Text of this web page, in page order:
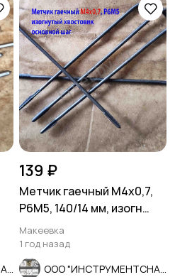
139 ₽
Метчик гаечный М4х0,7,
Р6М5, 140/14 мм, изогн
хвост, основной шаг, ССС
Макеевка
1 год назад